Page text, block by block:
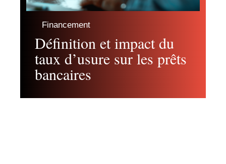
Financement
Définition et impact du
taux d’usure sur les prêts
bancaires